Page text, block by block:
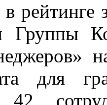
рейтинге
Группы
для
42